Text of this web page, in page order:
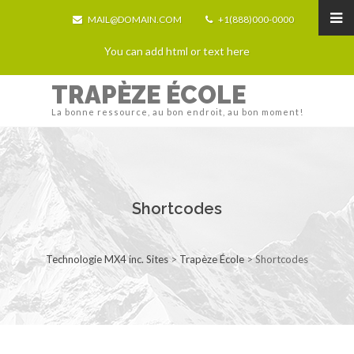
MAIL@DOMAIN.COM +1(888)000-0000
You can add html or text here
TRAPÈZE ÉCOLE
La bonne ressource, au bon endroit, au bon moment!
Shortcodes
Technologie MX4 inc. Sites> Trapèze École>Shortcodes